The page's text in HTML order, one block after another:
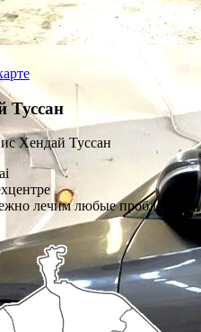
Туссан
Хендай Туссан
лечим любые проблемы.